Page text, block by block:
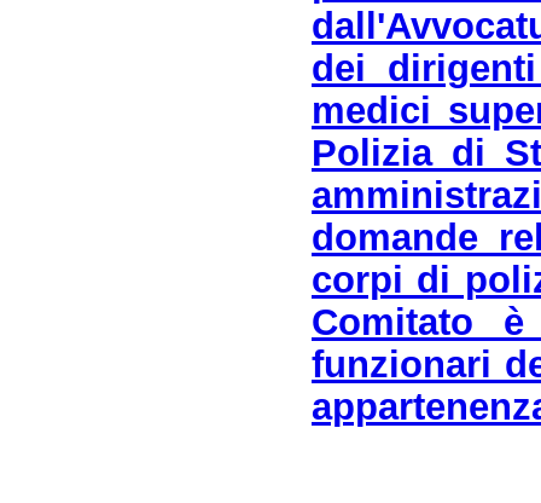
dei
medici
Polizia di
domande
corpi di
Comitato
funzionari